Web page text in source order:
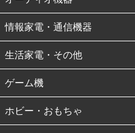
情報家電・通信機器
生活家電・その他
ゲーム機
ホビー・おもちゃ